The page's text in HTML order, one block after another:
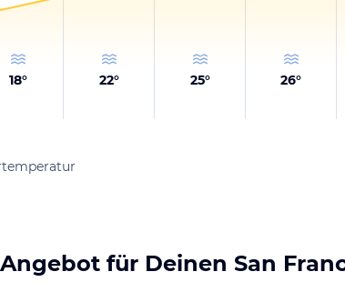
18° 22° 25° 26°
für Deinen San